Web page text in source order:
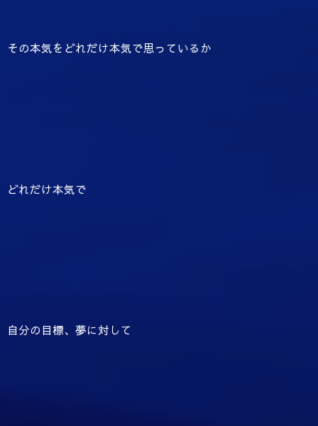
その本気をどれだけ本気で思っているか
どれだけ本気で
自分の目標、夢に対して